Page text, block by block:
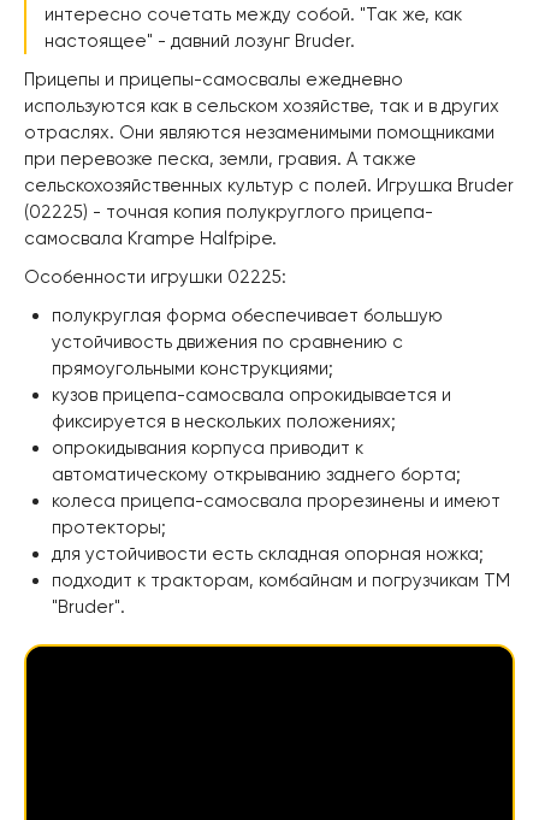
интересно сочетать между собой. "Так же, как
настоящее" - давний лозунг Bruder.
Прицепы и прицепы-самосвалы ежедневно
используются как в сельском хозяйстве, так и в других
отраслях. Они являются незаменимыми помощниками
при перевозке песка, земли, гравия. А также
сельскохозяйственных культур с полей. Игрушка Bruder
(02225) - точная копия полукруглого прицепа-
самосвала Krampe Halfpipe.
Особенности игрушки 02225:
полукруглая форма обеспечивает большую
устойчивость движения по сравнению с
прямоугольными конструкциями;
кузов прицепа-самосвала опрокидывается и
фиксируется в нескольких положениях;
опрокидывания корпуса приводит к
автоматическому открыванию заднего борта;
колеса прицепа-самосвала прорезинены и имеют
протекторы;
для устойчивости есть складная опорная ножка;
подходит к тракторам, комбайнам и погрузчикам ТМ
"Bruder".